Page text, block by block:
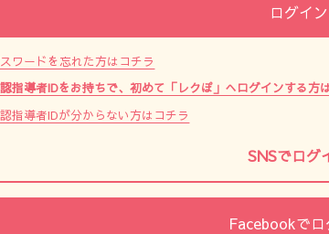
ログイン
ワードを忘れた方はコチラ
指導者IDをお持ちで、初めて「レクぽ」へログインする方
指導者IDが分からない方はコチラ
SNSでログ
Facebookでロ